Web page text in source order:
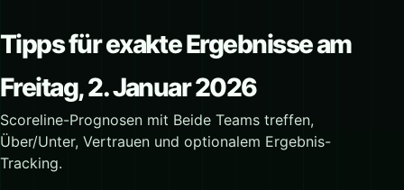
Tipps für exakte Ergebnisse am
Freitag, 2. Januar 2026
Scoreline-Prognosen mit Beide Teams treffen,
Über/Unter, Vertrauen und optionalem Ergebnis-
Tracking.